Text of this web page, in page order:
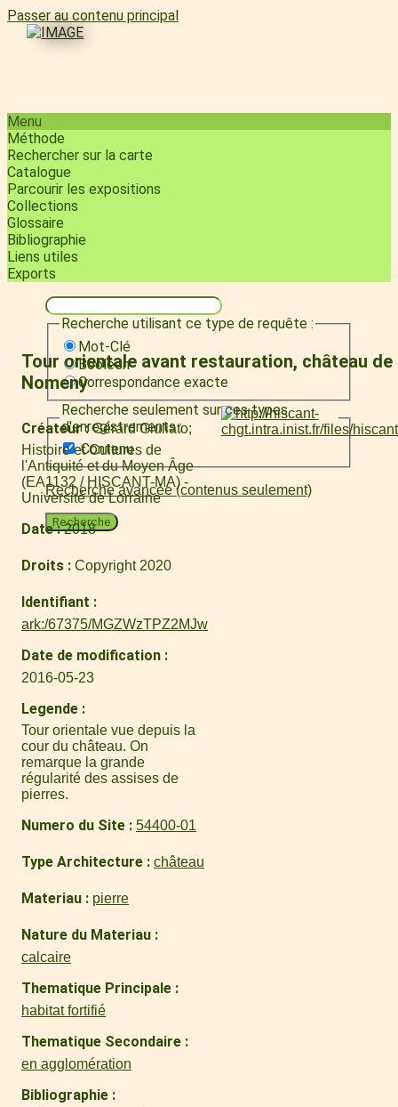
Passer au contenu principal
Menu
Méthode
Rechercher sur la carte
Catalogue
Parcourir les expositions
Collections
Glossaire
Bibliographie
Liens utiles
Exports
Recherche utilisant ce type de requête :
Mot-Clé
Booléen
Correspondance exacte
Recherche seulement sur ces types
d'enregistrements :
Contenu
Recherche avancée (contenus seulement)
Recherche
Tour orientale avant restauration, château de
Nomeny
Créateur
Gérard Giuliato
Histoire et Cultures de
l'Antiquité et du Moyen Âge
(EA1132 / HISCANT-MA) -
Université de Lorraine
Date 2018
Droits Copyright 2020
Identifiant
ark:/67375/MGZWzTPZ2MJw
Date de modification
2016-05-23
Legende
Tour orientale vue depuis la
cour du château. On
remarque la grande
régularité des assises de
pierres.
Numero du Site 54400-01
Type Architecture château
Materiau pierre
Nature du Materiau
calcaire
Thematique Principale
habitat fortifié
Thematique Secondaire
en agglomération
Bibliographie